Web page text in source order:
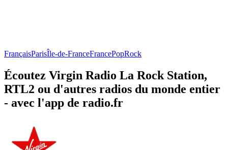
FrançaisParisÎle-de-FranceFrancePopRock
Écoutez Virgin Radio La Rock Station,
RTL2 ou d'autres radios du monde entier
- avec l'app de radio.fr